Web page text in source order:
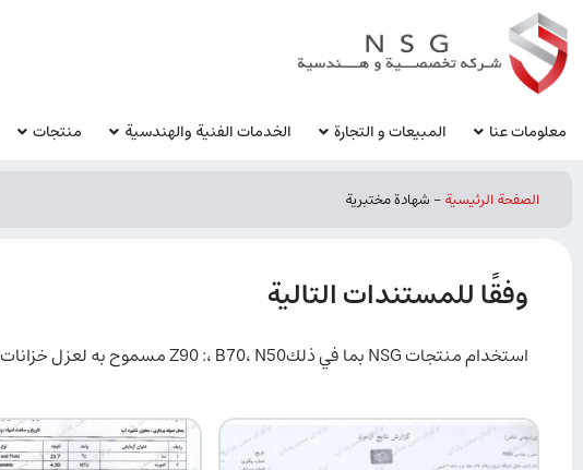
معلومات عنا المبيعات و التجارة الخدمات الفنية والهندسية منتجات
الصفحة الرئيسية- شهادة مختبرية
وفقًا للمستندات التالية
استخدام منتجات NSG بما في ذلكZ90 :، B70، N50 مسموح به لعزل خزانات مياه الشرب ولا يسبب تكوّن الميكروبات أو الطحالب أو الحزاز أو البكتيريا في مياه الشرب.